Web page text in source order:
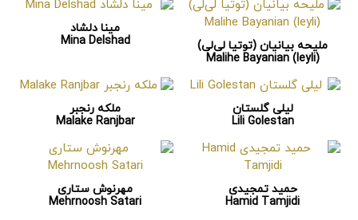
ملیحه بیانیان (توتیا لی‌لی)
Malihe Bayanian (leyli)
مینا دلشاد
Mina Delshad
لیلی گلستان
Lili Golestan
ملکه رنجبر
Malake Ranjbar
حمید تمجیدی
Hamid Tamjidi
مهرنوش ستاری
Mehrnoosh Satari